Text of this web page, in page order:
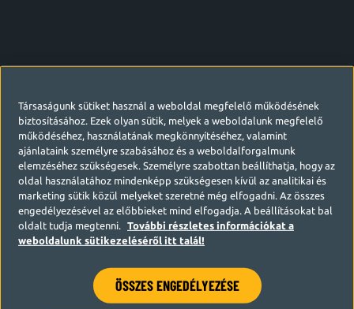
Társaságunk sütiket használ a weboldal megfelelő működésének
biztosításához. Ezek olyan sütik, melyek a weboldalunk megfelelő
működéséhez, használatának megkönnyítéséhez, valamint
ajánlataink személyre szabásához és a weboldalforgalmunk
elemzéséhez szükségesek. Személyre szabottan beállíthatja, hogy az
oldal használatához mindenképp szükségesen kívül az analitikai és
marketing sütik közül melyeket szeretné még elfogadni. Az összes
engedélyezésével az előbbieket mind elfogadja. A beállításokat bal
oldalt tudja megtenni.
További részletes információkat a
weboldalunk sütikezeléséről itt talál!
ÖSSZES ENGEDÉLYEZÉSE